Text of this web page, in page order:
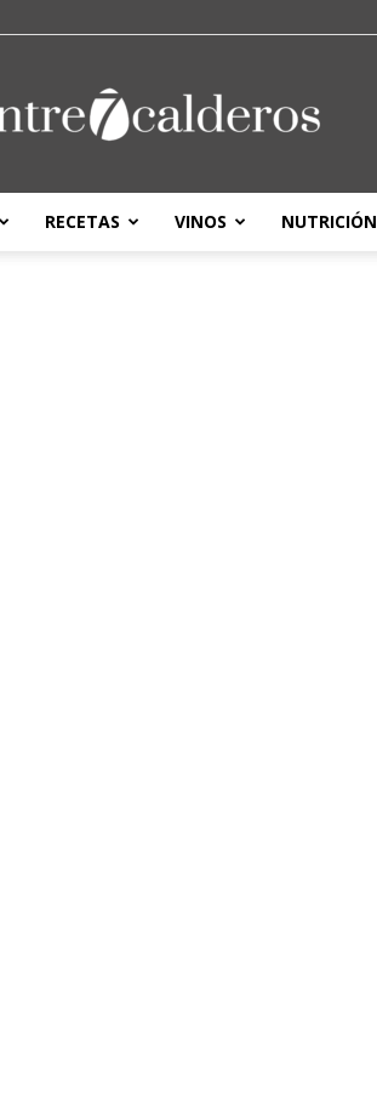
entre7calderos
RECETAS VINOS NUTRICIÓN